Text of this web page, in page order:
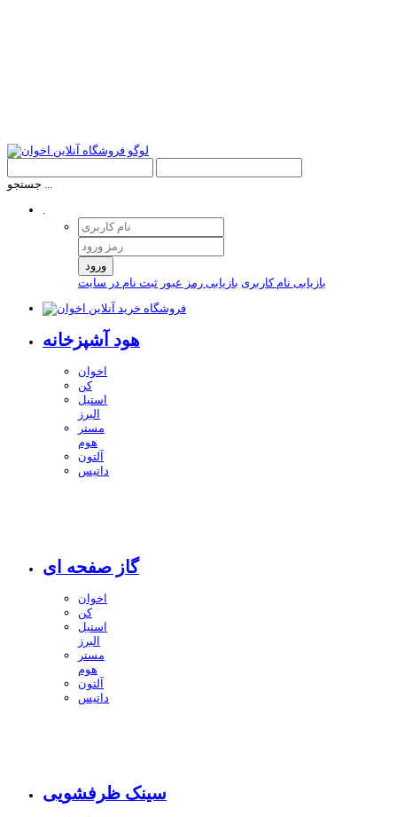
جستجو ...
.
ورود
بازیابی نام کاربری بازیابی رمز عبور ثبت نام در سایت
هود آشپزخانه
اخوان
کن
استیل
البرز
مستر
هوم
آلتون
داتیس
گاز صفحه ای
اخوان
کن
استیل
البرز
مستر
هوم
آلتون
داتیس
سینک ظرفشویی